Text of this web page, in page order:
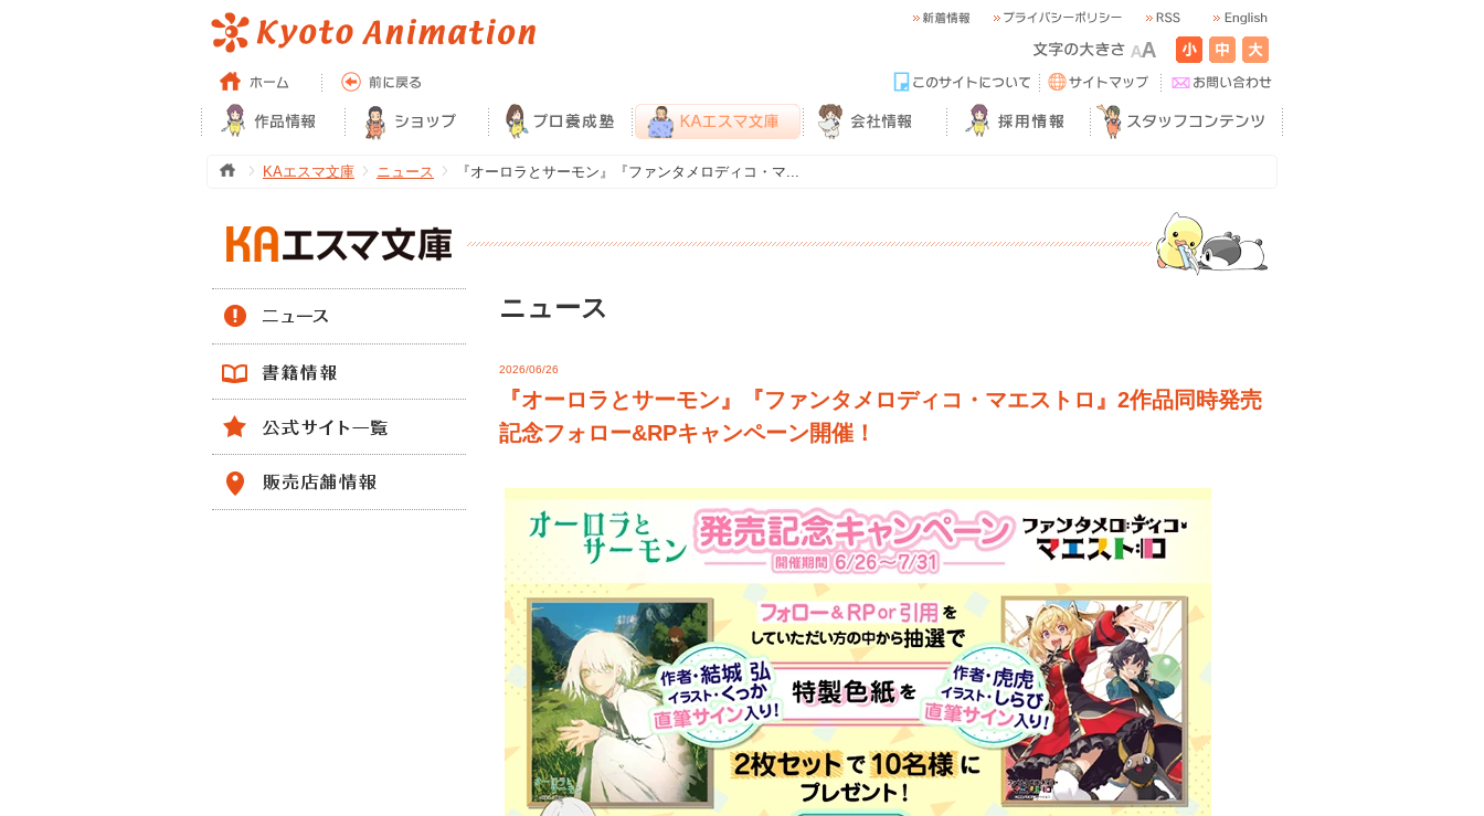
KAエスマ文庫 ニュース 『オーロラとサーモン』『ファンタメロディコ・マ...
ニュース
2026/06/26
『オーロラとサーモン』『ファンタメロディコ・マエストロ』2作品同時発売
記念フォロー&RPキャンペーン開催！